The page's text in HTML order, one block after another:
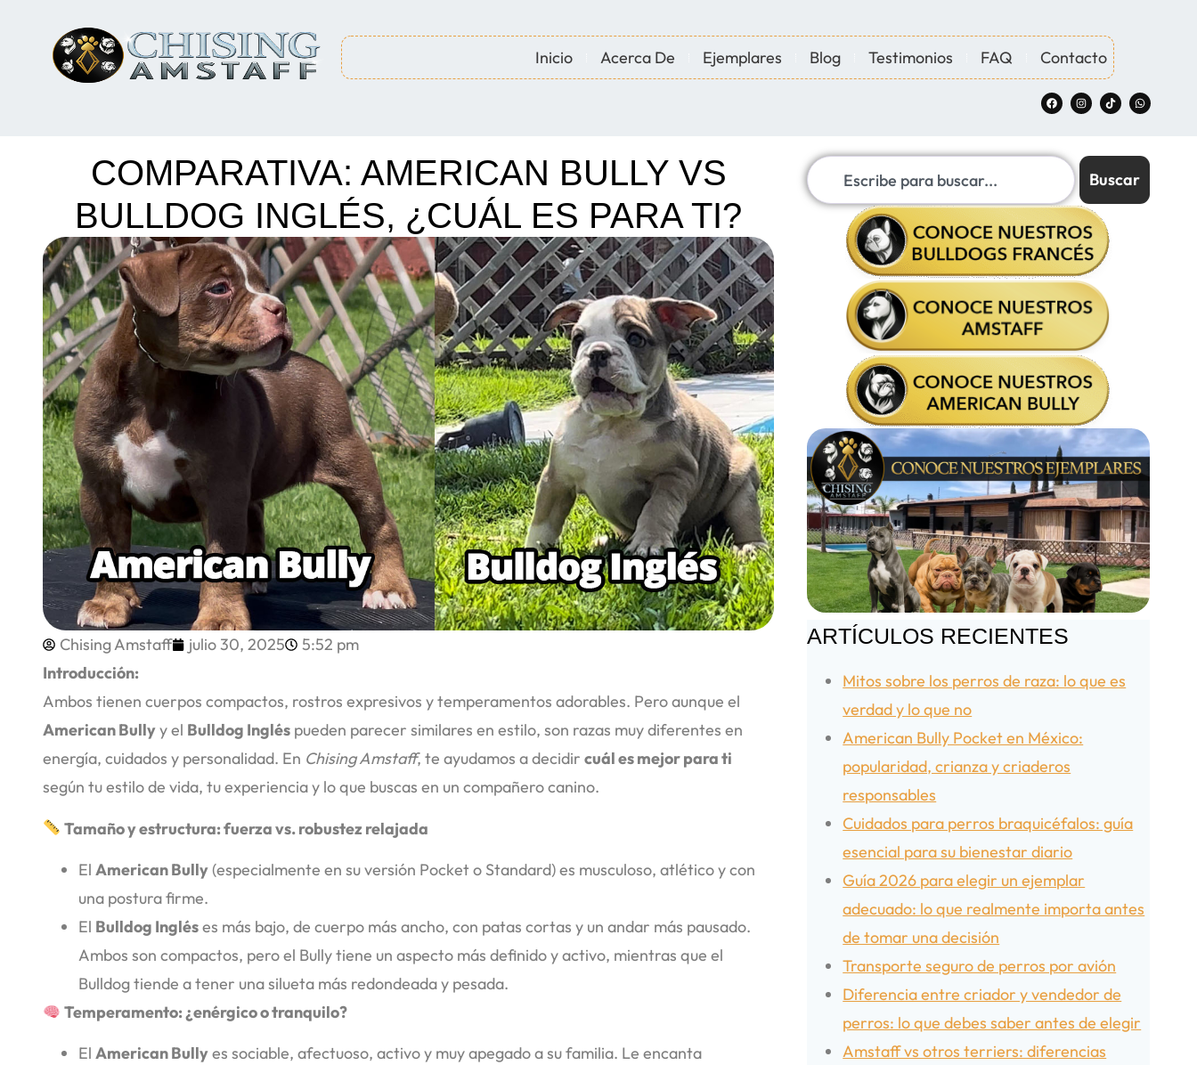
Inicio Acerca De Ejemplares Blog Testimonios FAQ Contacto
COMPARATIVA: AMERICAN BULLY VS
BULLDOG INGLÉS, ¿CUÁL ES PARA TI?
Chising Amstaff julio 30, 2025
5:52 pm
Introducción:
Ambos tienen cuerpos compactos, rostros expresivos y temperamentos adorables. Pero aunque el
American Bullyy el Bulldog Inglés pueden parecer similares en estilo, son razas muy diferentes en
energía, cuidados y personalidad. En Chising Amstaff, te ayudamos a decidir cuál es mejor para ti
según tu estilo de vida, tu experiencia y lo que buscas en un compañero canino.
Tamaño y estructura: fuerza vs. robustez relajada
El American Bully (especialmente en su versión Pocket o Standard) es musculoso, atlético y con
una postura firme.
El Bulldog Ingléses más bajo, de cuerpo más ancho, con patas cortas y un andar más pausado.
Ambos son compactos, pero el Bully tiene un aspecto más definido y activo, mientras que el
Bulldog tiende a tener una silueta más redondeada y pesada.
Temperamento: ¿enérgico o tranquilo?
El American Bullyes sociable, afectuoso, activo y muy apegado a su familia. Le encanta
Buscar
ARTÍCULOS RECIENTES
Mitos sobre los perros de raza: lo que es
verdad y lo que no
American Bully Pocket en México:
popularidad, crianza y criaderos
responsables
Cuidados para perros braquicéfalos: guía
esencial para su bienestar diario
Guía 2026 para elegir un ejemplar
adecuado: lo que realmente importa antes
de tomar una decisión
Transporte seguro de perros por avión
Diferencia entre criador y vendedor de
perros: lo que debes saber antes de elegir
Amstaff vs otros terriers: diferencias